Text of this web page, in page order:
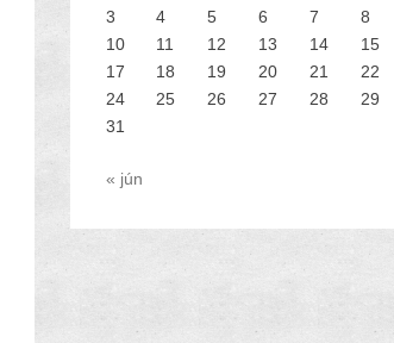
3
4 5 6 7 8
10
11 12 13 14 15
17
18 19 20 21 22
24
25 26 27 28 29
31
« jún